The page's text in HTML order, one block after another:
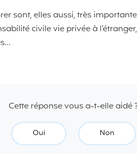
sont, elles aussi, très
civile vie privée à
Cette réponse vous a-t-elle aidé
Oui Non